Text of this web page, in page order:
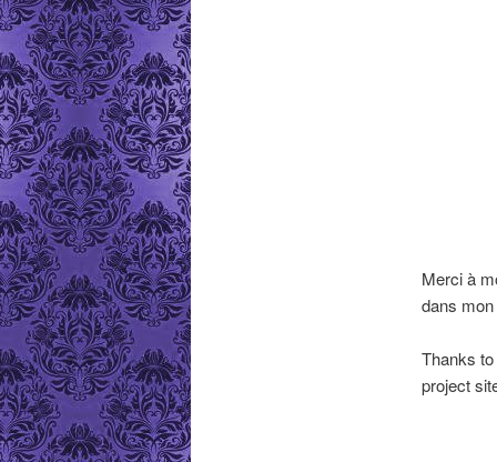
Merci à
dans
Thanks
project